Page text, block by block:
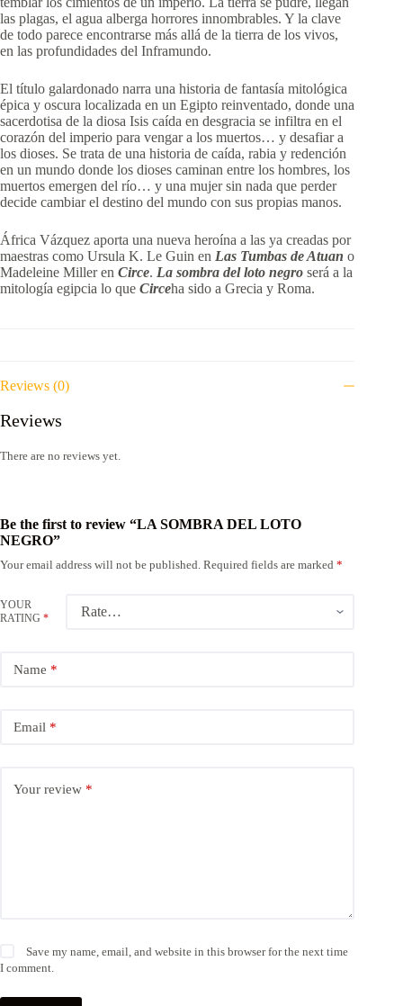
las plagas, el agua alberga horrores innombrables. Y la clave
de todo parece encontrarse más allá de la tierra de los vivos,
en las profundidades del Inframundo.
El título galardonado narra una historia de fantasía mitológica
épica y oscura localizada en un Egipto reinventado, donde una
sacerdotisa de la diosa Isis caída en desgracia se infiltra en el
corazón del imperio para vengar a los muertos… y desafiar a
los dioses. Se trata de una historia de caída, rabia y redención
en un mundo donde los dioses caminan entre los hombres, los
muertos emergen del río… y una mujer sin nada que perder
decide cambiar el destino del mundo con sus propias manos.
África Vázquez aporta una nueva heroína a las ya creadas por
maestras como Ursula K. Le Guin en Las Tumbas de Atuan o
Madeleine Miller en Circe. La sombra del loto negro será a la
mitología egipcia lo que Circeha sido a Grecia y Roma.
Reviews (0)
Reviews
There are no reviews yet.
Be the first to review “LA SOMBRA DEL LOTO
NEGRO”
Your email address will not be published. Required fields are marked *
YOUR
RATING *
Name *
Email *
Your review *
Save my name, email, and website in this browser for the next time
I comment.